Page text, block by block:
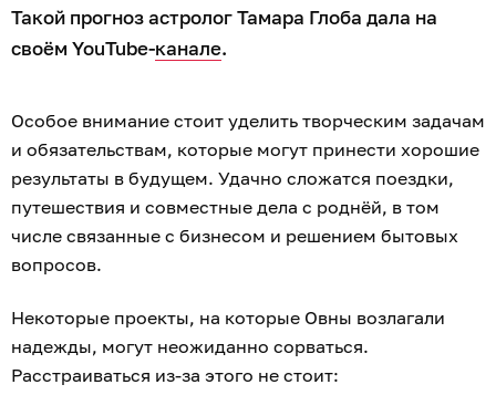
Такой прогноз астролог Тамара Глоба дала на
своём YouTube-канале.
Особое внимание стоит уделить творческим задачам
и обязательствам, которые могут принести хорошие
результаты в будущем. Удачно сложатся поездки,
путешествия и совместные дела с роднёй, в том
числе связанные с бизнесом и решением бытовых
вопросов.
Некоторые проекты, на которые Овны возлагали
надежды, могут неожиданно сорваться.
Расстраиваться из-за этого не стоит: